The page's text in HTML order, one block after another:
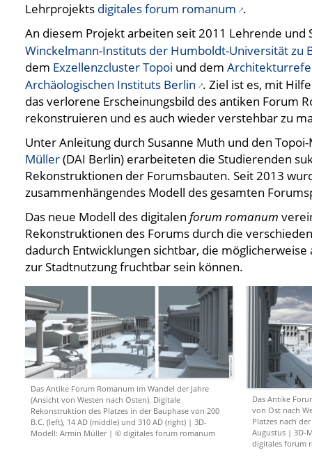
Lehrprojekts digitales forum romanum .
An diesem Projekt arbeiten seit 2011 Lehrende und
Winckelmann-Instituts der Humboldt-Universität zu
dem Exzellenzcluster Topoi und dem
Archäologischen Instituts Berlin . Ziel ist es, mit
das verlorene Erscheinungsbild des antiken Forum
rekonstruieren und es auch wieder verstehbar zu
Unter Anleitung durch Susanne Muth und den
Müller(DAI Berlin) erarbeiteten die Studierenden
Rekonstruktionen der Forumsbauten. Seit 2013
zusammenhängendes Modell des gesamten
Das neue Modell des digitalen forum romanum
Rekonstruktionen des Forums durch die
dadurch Entwicklungen sichtbar, die
zur Stadtnutzung fruchtbar sein können.
Das Antike Forum Romanum im Wandel der Jahre
(Ansicht von Westen nach Osten). Digitale
Rekonstruktion des Platzes in der Bauphase von 200
B.C. (left), 14 AD (middle) und 310 AD (right) | 3D-
Modell: Armin Müller | © digitales forum romanum
Das Antike
von Ost nach
Platzes nach
Augustus | 3D-
digitales forum